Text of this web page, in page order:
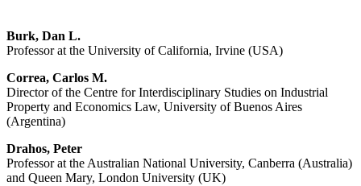
Burk, Dan L.
Professor at the University of California, Irvine (USA)
Correa, Carlos M.
Director of the Centre for Interdisciplinary Studies on Industrial
Property and Economics Law, University of Buenos Aires
(Argentina)
Drahos, Peter
Professor at the Australian National University, Canberra (Australia)
and Queen Mary, London University (UK)